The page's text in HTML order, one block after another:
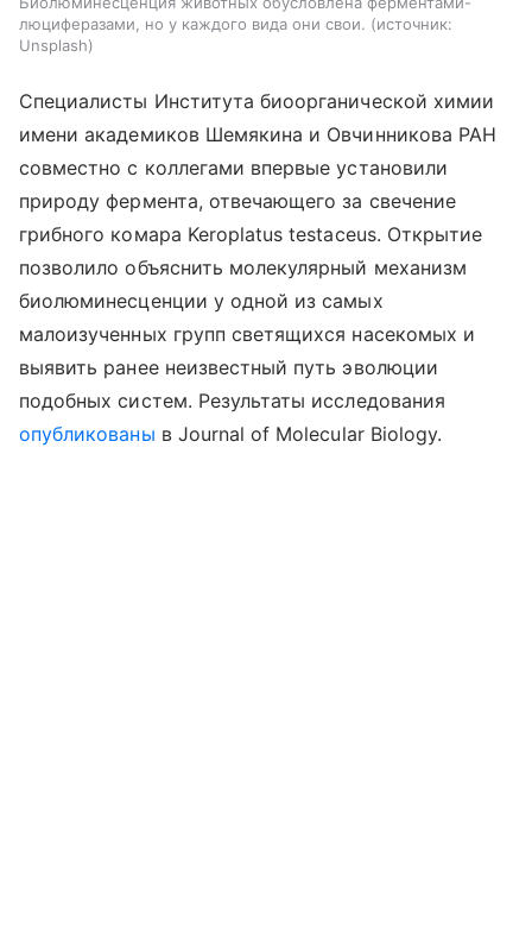
люциферазами, но у каждого вида они свои.
источник:
Unsplash
Специалисты Института биоорганической химии
имени академиков Шемякина и Овчинникова РАН
совместно с коллегами впервые установили
природу фермента, отвечающего за свечение
грибного комара Keroplatus testaceus. Открытие
позволило объяснить молекулярный механизм
биолюминесценции у одной из самых
малоизученных групп светящихся насекомых и
выявить ранее неизвестный путь эволюции
подобных систем. Результаты исследования
опубликованы в Journal of Molecular Biology.